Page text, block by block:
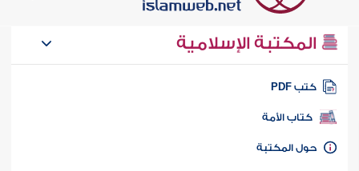
المكتبة الإسلامية
كتب PDF
كتاب الأمة